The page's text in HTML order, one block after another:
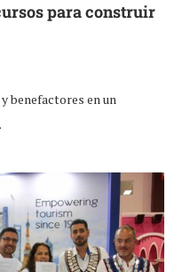
para construir
benefactores en un